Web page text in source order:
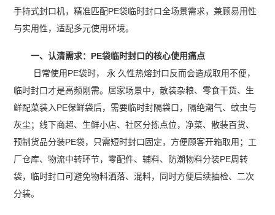
手持式封口机，精准匹配PE袋临时封口全场景需求，兼顾易用性
与实用性，适配多元使用环境。
一、认清需求：PE袋临时封口的核心使用痛点
日常使用PE袋时， 永 久性热熔封口反而会造成取用不便，
临时封口才是高频刚需。居家场景中，散装杂粮、零食干货、生
鲜配菜装入PE保鲜袋后，需要临时封隔袋口，隔绝潮气、蚊虫与
灰尘；线下商超、生鲜小店、社区分拣点位，净菜、散装百货、
预制货品分装PE袋，只需短时封口固定，方便顾客开箱取用；工
厂仓库、物流中转环节，零配件、辅料、防潮物料分装PE周转
袋，临时封口可避免物料洒落、混料，同时方便后续抽检、二次
分装。